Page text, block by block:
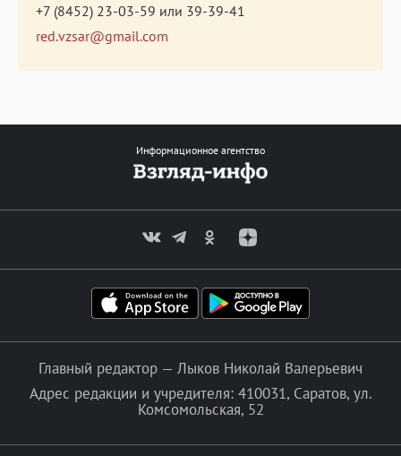
+7 (8452) 23-03-59 или 39-39-41
red.vzsar@gmail.com
Информационное агентство
Главный редактор — Лыков Николай Валерьевич
Адрес редакции и учредителя: 410031, Саратов, ул.
Комсомольская, 52